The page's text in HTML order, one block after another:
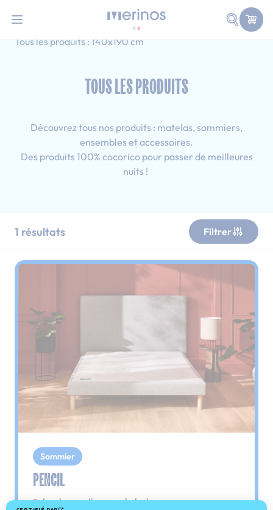
Faire
Accueil
Simple
Tous les produits : 140x190 cm
TOUS LES PRODUITS
Découvrez tous nos produits : matelas, sommiers,
ensembles et accessoires.
Des produits 100% cocorico pour passer de meilleures
nuits !
1 résultats Filtrer
Sommier
PENCIL
Le plus : soutien morphologique